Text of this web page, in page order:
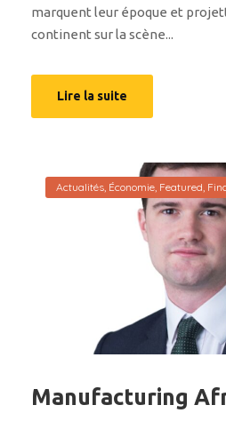
marquent leur époque et
continent sur la scène...
Lire la suite
Actualités, Économie, Featured,
Manufacturing